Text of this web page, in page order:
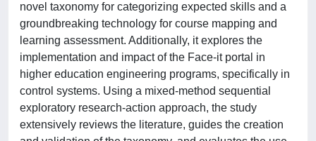
novel taxonomy for categorizing expected skills and a
groundbreaking technology for course mapping and
learning assessment. Additionally, it explores the
implementation and impact of the Face-it portal in
higher education engineering programs, specifically in
control systems. Using a mixed-method sequential
exploratory research-action approach, the study
extensively reviews the literature, guides the creation